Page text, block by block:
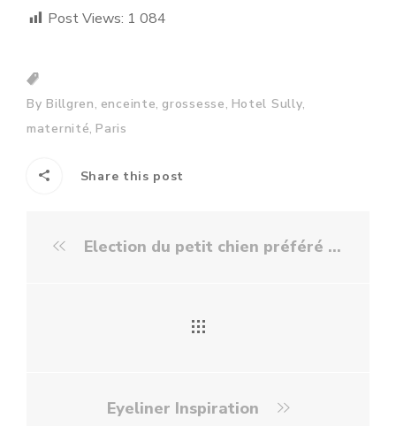
Post Views: 1 084
By Billgren, enceinte, grossesse, Hotel Sully,
maternité,Paris
Share this post
Election du petit chien préféré de la blogosphère
Eyeliner Inspiration